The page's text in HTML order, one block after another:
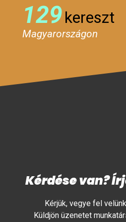
129kereszt
Magyarországon
Kérdése van?
Kérjük, vegye fel
Küldjön üzenetet